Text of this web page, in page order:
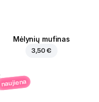
Mėlynių mufinas
3,50 €
naujiena